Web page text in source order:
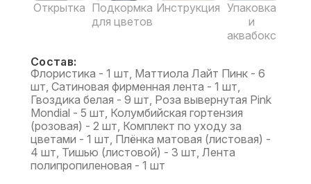
Открытка Подкормка
для цветов
Инструкция Упаковка
и
аквабокс
Состав:
Флористика - 1 шт, Маттиола Лайт Пинк - 6
шт, Сатиновая фирменная лента - 1 шт,
Гвоздика белая - 9 шт, Роза вывернутая Pink
Mondial - 5 шт, Колумбийская гортензия
(розовая) - 2 шт, Комплект по уходу за
цветами - 1 шт, Плёнка матовая (листовая) -
4 шт, Тишью (листовой) - 3 шт, Лента
полипропиленовая - 1 шт